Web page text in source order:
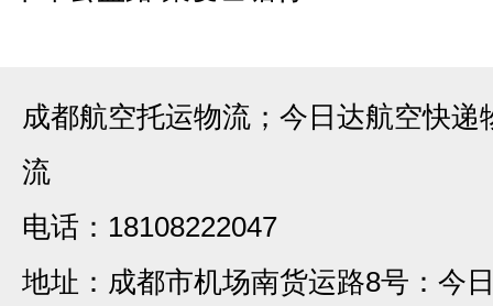
成都航空托运物流；今日达航空快递
流
电话：18108222047
地址：成都市机场南货运路8号：今